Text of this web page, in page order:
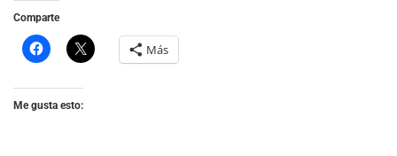
Comparte
Más
Me gusta esto: